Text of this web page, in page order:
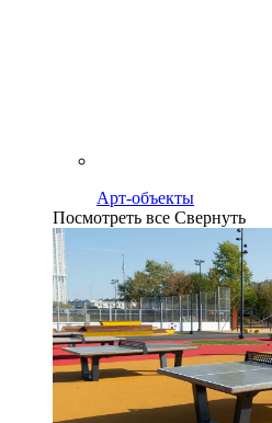
Арт-объекты
Посмотреть все Свернуть